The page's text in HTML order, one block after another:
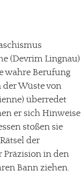
(Devrim Lingnau)
wahre Berufung
Wüste von
überredet
er sich Hinweise
stoßen sie
der
Präzision in den
Bann ziehen.